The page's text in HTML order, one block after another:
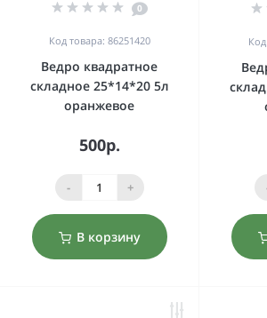
0
Код товара: 86251420
Ведро квадратное
складное 25*14*20 5л
оранжевое
500р.
- +
В корзину